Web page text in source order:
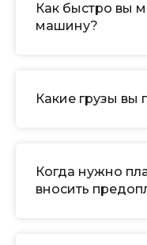
Как быстро вы
машину?
Какие грузы вы
Когда нужно
вносить